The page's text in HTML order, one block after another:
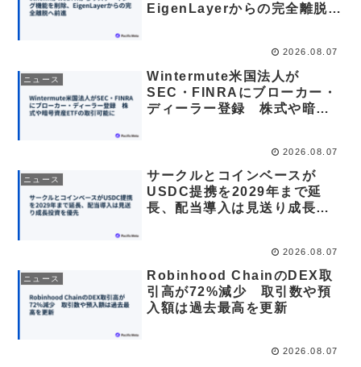
EigenLayerからの完全離脱へ
2026.08.07
ニュース
Wintermute米国法人が
SEC・FINRAにブローカー・
ディーラー登録 株式や暗号
2026.08.07
ニュース
サークルとコインベースが
USDC提携を2029年まで延
長、配当導入は見送り成長投
2026.08.07
ニュース
Robinhood ChainのDEX取
引高が72%減少 取引数や預
入額は過去最高を更新
2026.08.07